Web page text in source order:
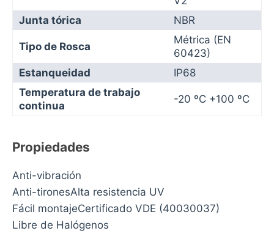
Junta tórica
NBR
Tipo de Rosca
Métrica (EN
60423)
Estanqueidad
IP68
Temperatura de trabajo
continua
-20 ºC +100 ºC
Propiedades
Anti-vibración
Anti-tironesAlta resistencia UV
Fácil montajeCertificado VDE (40030037)
Libre de Halógenos